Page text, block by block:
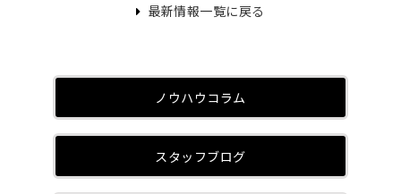
最新情報一覧に戻る
ノウハウコラム
スタッフブログ